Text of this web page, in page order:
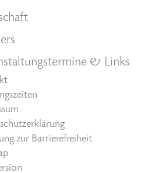
& Links
zur Barrierefreiheit